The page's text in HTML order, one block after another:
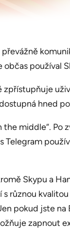
používal
zpřístupňuje
hned
middle“. Po
Skypu a
různou
pokud jste na
zapnout